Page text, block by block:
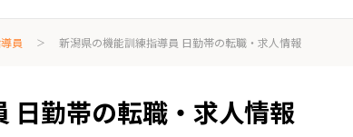
臨床検査技師
診療放射線技師
臨床工学技士
医療事務
調剤薬局事務
理学療法士
作業療法士
言語聴覚士
機能訓練指導員
視能訓練士
看護師
薬剤師 履歴書の書き方
職務経歴書の書き方
面接の心得
面接のコツ
転職の際に知っておきたいこと
年齢早見表
給与
員 新潟県の機能訓練指導員 日勤帯の転職・求人情報
日勤帯の転職・求人情報